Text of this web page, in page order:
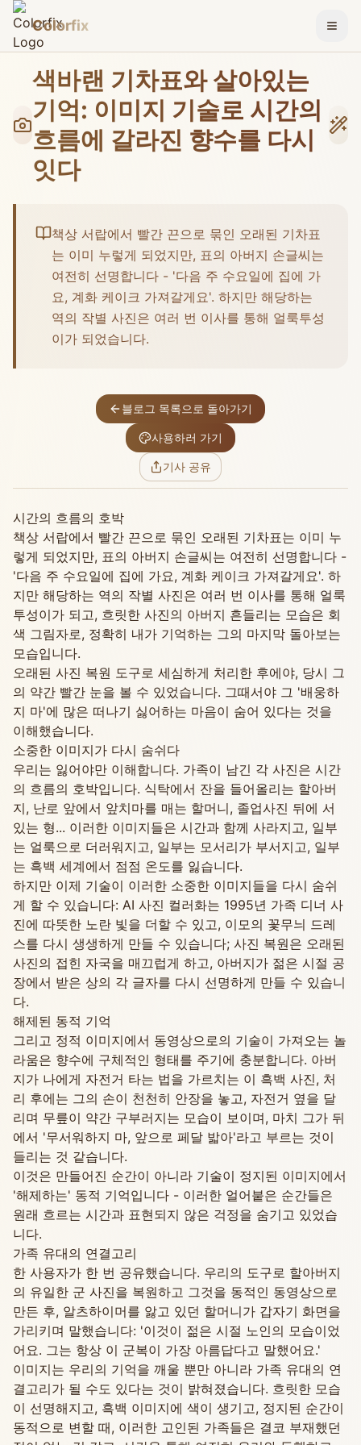
Colorfix 메뉴
색바랜 기차표와 살아있는
기억: 이미지 기술로 시간의
흐름에 갈라진 향수를 다시
잇다
책상 서랍에서 빨간 끈으로 묶인 오래된 기차표
는 이미 누렇게 되었지만, 표의 아버지 손글씨는
여전히 선명합니다 - '다음 주 수요일에 집에 가
요, 계화 케이크 가져갈게요'. 하지만 해당하는
역의 작별 사진은 여러 번 이사를 통해 얼룩투성
이가 되었습니다.
블로그 목록으로 돌아가기
사용하러 가기
기사 공유
시간의 흐름의 호박
책상 서랍에서 빨간 끈으로 묶인 오래된 기차표는 이미 누
렇게 되었지만, 표의 아버지 손글씨는 여전히 선명합니다 -
'다음 주 수요일에 집에 가요, 계화 케이크 가져갈게요'. 하
지만 해당하는 역의 작별 사진은 여러 번 이사를 통해 얼룩
투성이가 되고, 흐릿한 사진의 아버지 흔들리는 모습은 회
색 그림자로, 정확히 내가 기억하는 그의 마지막 돌아보는
모습입니다.
오래된 사진 복원 도구로 세심하게 처리한 후에야, 당시 그
의 약간 빨간 눈을 볼 수 있었습니다. 그때서야 그 '배웅하
지 마'에 많은 떠나기 싫어하는 마음이 숨어 있다는 것을
이해했습니다.
소중한 이미지가 다시 숨쉬다
우리는 잃어야만 이해합니다. 가족이 남긴 각 사진은 시간
의 흐름의 호박입니다. 식탁에서 잔을 들어올리는 할아버
지, 난로 앞에서 앞치마를 매는 할머니, 졸업사진 뒤에 서
있는 형... 이러한 이미지들은 시간과 함께 사라지고, 일부
는 얼룩으로 더러워지고, 일부는 모서리가 부서지고, 일부
는 흑백 세계에서 점점 온도를 잃습니다.
하지만 이제 기술이 이러한 소중한 이미지들을 다시 숨쉬
게 할 수 있습니다: AI 사진 컬러화는 1995년 가족 디너 사
진에 따뜻한 노란 빛을 더할 수 있고, 이모의 꽃무늬 드레
스를 다시 생생하게 만들 수 있습니다; 사진 복원은 오래된
사진의 접힌 자국을 매끄럽게 하고, 아버지가 젊은 시절 공
장에서 받은 상의 각 글자를 다시 선명하게 만들 수 있습니
다.
해제된 동적 기억
그리고 정적 이미지에서 동영상으로의 기술이 가져오는 놀
라움은 향수에 구체적인 형태를 주기에 충분합니다. 아버
지가 나에게 자전거 타는 법을 가르치는 이 흑백 사진, 처
리 후에는 그의 손이 천천히 안장을 놓고, 자전거 옆을 달
리며 무릎이 약간 구부러지는 모습이 보이며, 마치 그가 뒤
에서 '무서워하지 마, 앞으로 페달 밟아'라고 부르는 것이
들리는 것 같습니다.
이것은 만들어진 순간이 아니라 기술이 정지된 이미지에서
'해제하는' 동적 기억입니다 - 이러한 얼어붙은 순간들은
원래 흐르는 시간과 표현되지 않은 걱정을 숨기고 있었습
니다.
가족 유대의 연결고리
한 사용자가 한 번 공유했습니다. 우리의 도구로 할아버지
의 유일한 군 사진을 복원하고 그것을 동적인 동영상으로
만든 후, 알츠하이머를 앓고 있던 할머니가 갑자기 화면을
가리키며 말했습니다: '이것이 젊은 시절 노인의 모습이었
어요. 그는 항상 이 군복이 가장 아름답다고 말했어요.'
이미지는 우리의 기억을 깨울 뿐만 아니라 가족 유대의 연
결고리가 될 수도 있다는 것이 밝혀졌습니다. 흐릿한 모습
이 선명해지고, 흑백 이미지에 색이 생기고, 정지된 순간이
동적으로 변할 때, 이러한 고인된 가족들은 결코 부재했던